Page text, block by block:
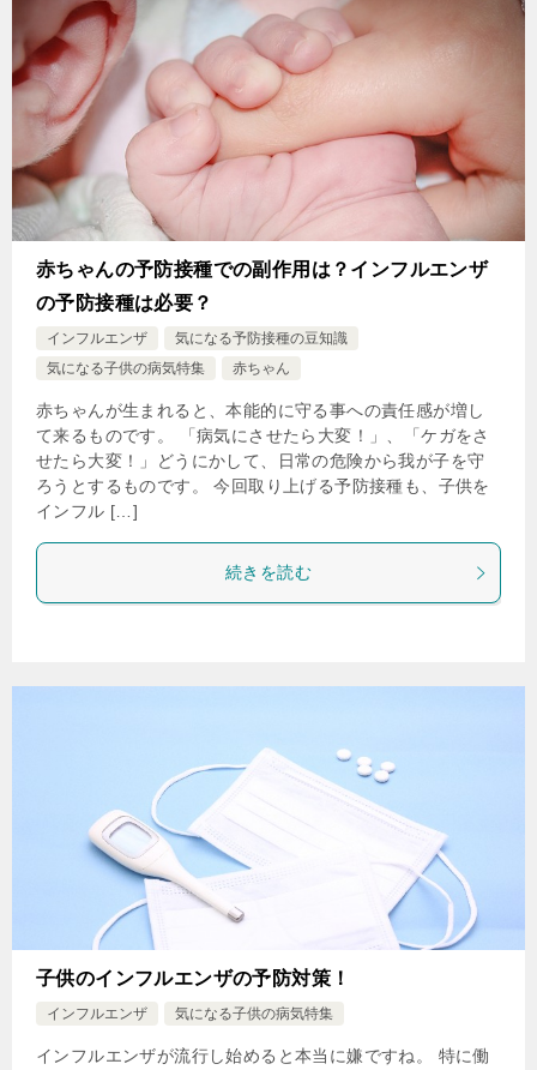
赤ちゃんの予防接種での副作用は？インフルエンザ
の予防接種は必要？
インフルエンザ
気になる予防接種の豆知識
気になる子供の病気特集
赤ちゃん
赤ちゃんが生まれると、本能的に守る事への責任感が増し
て来るものです。 「病気にさせたら大変！」、「ケガをさ
せたら大変！」どうにかして、日常の危険から我が子を守
ろうとするものです。 今回取り上げる予防接種も、子供を
インフル […]
続きを読む
子供のインフルエンザの予防対策！
インフルエンザ 気になる子供の病気特集
インフルエンザが流行し始めると本当に嫌ですね。 特に働